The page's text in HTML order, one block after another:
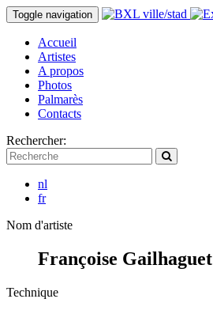
Toggle navigation
Accueil
Artistes
A propos
Photos
Palmarès
Contacts
Rechercher:
nl
fr
Nom d'artiste
Françoise Gailhaguet
Technique